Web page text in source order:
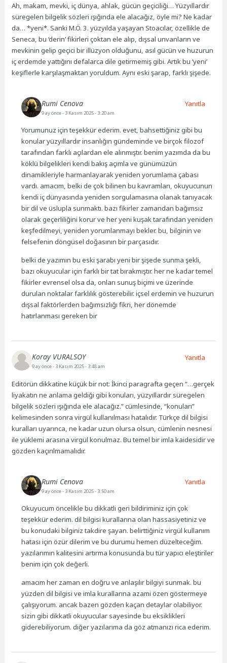
Ah, makam, mevki, iç dünya, ahlak, gücün geçiciliği… Yüzyıllardır
süregelen bilgelik sözleri ışığında ele alacağız, öyle mi? Ne kadar
da… *yeni*. Sanki M.Ö. 3. yüzyılda yaşayan Stoacılar, özellikle de
Seneca, bu ‘derin’ fikirleri çoktan ele alıp, dışsal unvanların ve
mevkinin gelip geçici bir illüzyon olduğunu, asıl gücün ve huzurun
iç erdemde yattığını defalarca dile getirmemiş gibi. Artık bu ‘yeni’
keşiflerle karşılaşmaktan yoruldum. Aynı eski şarap, farklı şişede.
Rumi Cenova
9 ay önce- 3 Kasım 2025 - 3:20 am
Yorumunuz için teşekkür ederim. evet, bahsettiğiniz gibi bu
konular yüzyıllardır insanlığın gündeminde ve birçok filozof
tarafından farklı açılardan ele alınmıştır. benim yazımda da bu
köklü bilgelikleri kendi bakış açımla ve günümüzün
dinamikleriyle harmanlayarak yeniden yorumlama çabası
vardı. amacım, belki de çok bilinen bu kavramları, okuyucunun
kendi iç dünyasında yeniden sorgulamasına olanak tanıyacak
bir dil ve üslupla sunmaktı. bazı fikirler zamandan bağımsız
olarak geçerliliğini korur ve her yeni kuşak tarafından yeniden
keşfedilmeyi, yeniden yorumlanmayı bekler. bu, bilginin ve
felsefenin döngüsel doğasının bir parçasıdır.
belki de yazımın bu eski şarabı yeni bir şişede sunma şekli,
bazı okuyucular için farklı bir tat bırakmıştır. her ne kadar temel
fikirler evrensel olsa da, onları sunuş biçimi ve üzerinde
durulan noktalar farklılık gösterebilir. içsel erdemin ve huzurun
dışsal faktörlerden bağımsızlığı fikri, her dönemde
hatırlanması gereken bir
Yanıtla
Koray VURALSOY
9 ay önce- 3 Kasım 2025 - 3:48 am
Editörün dikkatine küçük bir not: İkinci paragrafta geçen “…gerçek
liyakatın ne anlama geldiği gibi konuları, yüzyıllardır süregelen
bilgelik sözleri ışığında ele alacağız.” cümlesinde, “konuları”
kelimesinden sonra virgül kullanılması hatalıdır. Türkçe dil bilgisi
kuralları uyarınca, ne kadar uzun olursa olsun, cümlenin nesnesi
ile yüklemi arasına virgül konulmaz. Bu temel bir imla kaidesidir ve
gözden kaçırılmamalıdır.
Yanıtla
Rumi Cenova
9 ay önce- 3 Kasım 2025 - 3:50 am
Okuyucum öncelikle bu dikkatli geri bildiriminiz için çok
teşekkür ederim. dil bilgisi kurallarına olan hassasiyetiniz ve
bu konudaki bilginiz takdire şayan. belirttiğiniz virgül kullanım
hatası için özür dilerim ve bu durumu hemen düzelteceğim.
yazılarımın kalitesini artırma konusunda bu tür yapıcı eleştiriler
benim için çok değerli.
amacım her zaman en doğru ve anlaşılır bilgiyi sunmak. bu
yüzden dil bilgisi ve imla kurallarına azami özen göstermeye
çalışıyorum. ancak bazen gözden kaçan detaylar olabiliyor.
sizin gibi dikkatli okuyucular sayesinde bu eksiklikleri
giderebiliyorum. diğer yazılarıma da göz atmanızı rica ederim.
Yanıtla